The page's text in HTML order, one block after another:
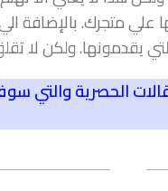
متجرك. بالإضافة الي
يقدمونها. ولكن لا
الحصرية والتي